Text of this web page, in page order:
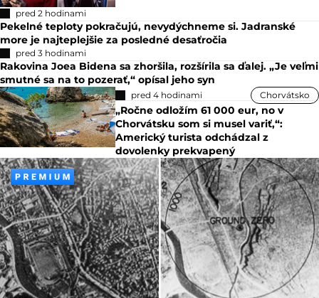
pred 2 hodinami
Pekelné teploty pokračujú, nevydýchneme si. Jadranské
more je najteplejšie za posledné desaťročia
pred 3 hodinami
Rakovina Joea Bidena sa zhoršila, rozšírila sa ďalej. „Je veľmi
smutné sa na to pozerať,“ opísal jeho syn
pred 4 hodinami Chorvátsko
„Ročne odložím 61 000 eur, no v
Chorvátsku som si musel variť,“:
Americký turista odchádzal z
dovolenky prekvapený